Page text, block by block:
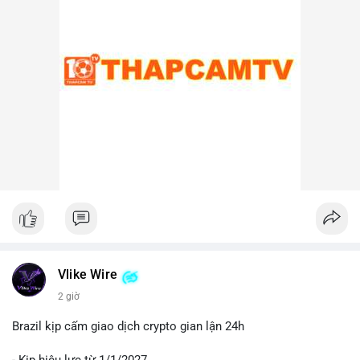
Lời khuyên cho nhà đầu tư nhỏ lẻ:
Nhà đầu tư nên theo dõi sát các địa chỉ ví nhận trong giao dịch
#44btc #vilanh
Vlike Wire
2 giờ
Brazil kịp cấm giao dịch crypto gian lận 24h